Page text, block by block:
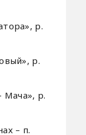
р.
р.
Мача», р.
– п.